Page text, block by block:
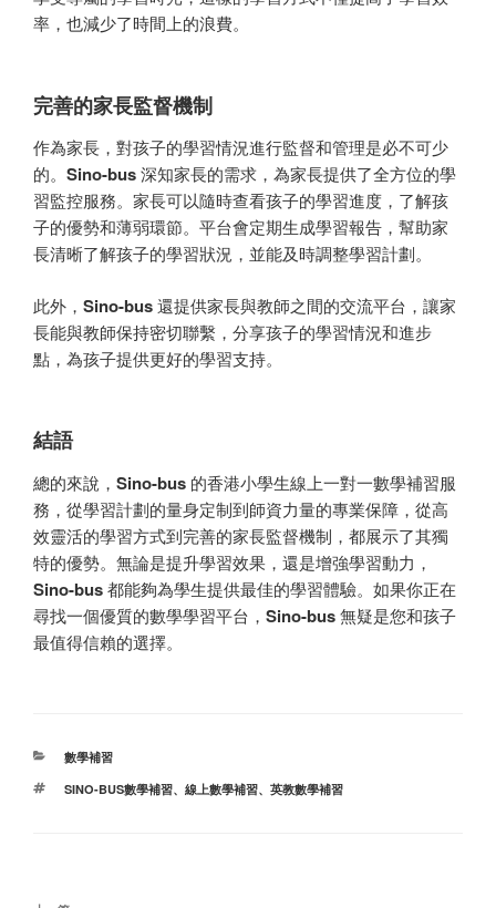
率，也減少了時間上的浪費。
完善的家長監督機制
作為家長，對孩子的學習情況進行監督和管理是必不可少
的。 Sino-bus深知家長的需求，為家長提供了全方位的學
習監控服務。家長可以隨時查看孩子的學習進度，了解孩
子的優勢和薄弱環節。平台會定期生成學習報告，幫助家
長清晰了解孩子的學習狀況，並能及時調整學習計劃。
此外， Sino-bus還提供家長與教師之間的交流平台，讓家
長能與教師保持密切聯繫，分享孩子的學習情況和進步
點，為孩子提供更好的學習支持。
結語
總的來說， Sino-bus 的香港小學生線上一對一數學補習服
務，從學習計劃的量身定制到師資力量的專業保障，從高
效靈活的學習方式到完善的家長監督機制，都展示了其獨
特的優勢。無論是提升學習效果，還是增強學習動力，
Sino-bus都能夠為學生提供最佳的學習體驗。如果你正在
尋找一個優質的數學學習平台， Sino-bus無疑是您和孩子
最值得信賴的選擇。
分
數學補習
标
SINO-BUS數學補習、 線上數學補習、 英教數學補習
文